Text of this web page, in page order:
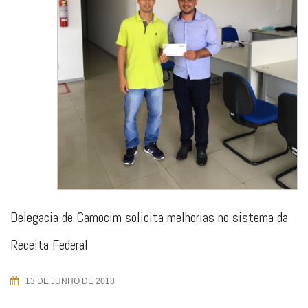
Delegacia de Camocim solicita melhorias no sistema da
Receita Federal
13 DE JUNHO DE 2018